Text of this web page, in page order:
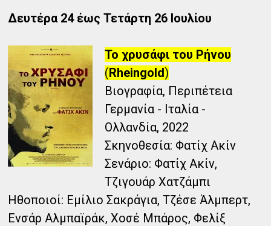
Δευτέρα 24 έως Τετάρτη 26 Ιουλίου
Το χρυσάφι του Ρήνου
(Rheingold)
Βιογραφία, Περιπέτεια
Γερμανία - Ιταλία -
Ολλανδία, 2022
Σκηνοθεσία: Φατίχ Ακίν
Σενάριο: Φατίχ Ακίν,
Τζιγουάρ Χατζάμπι
Ηθοποιοί: Εμίλιο Σακράγια, Τζέσε Άλμπερτ,
Ενσάρ Αλμπαϊράκ, Χοσέ Μπάρος, Φελίξ